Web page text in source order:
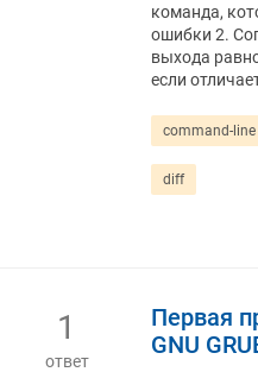
команда,
ошибки 2.
выхода
если
command-line
diff
1
ответ
Первая
GNU